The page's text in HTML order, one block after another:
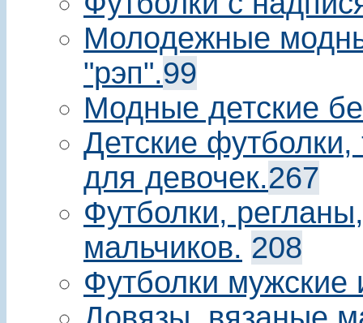
Молодежные
"рэп".99
Модные детские
Детские
для девочек.267
Футболки,
мальчиков. 208
Футболки мужские